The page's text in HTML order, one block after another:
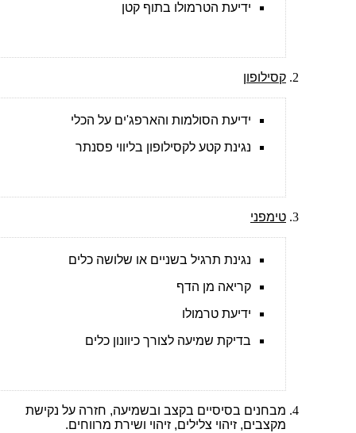
ידיעת הטרמולו בתוף קטן
קסילופון
ידיעת הסולמות והארפג'ים על הכלי
נגינת קטע לקסילופון בליווי פסנתר
טימפני
נגינת תרגיל בשניים או שלושה כלים
קריאה מן הדף
ידיעת טרמולו
בדיקת שמיעה לצורך כיוונון כלים
מבחנים בסיסיים בקצב ובשמיעה, חזרה על נקישת
מקצבים, זיהוי צלילים, זיהוי ושירת מרווחים.